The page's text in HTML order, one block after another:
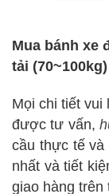
Mua bánh xe
tải
Mọi chi tiết vui
được tư vấn,
cầu thực tế và
nhất và tiết
giao hàng trên